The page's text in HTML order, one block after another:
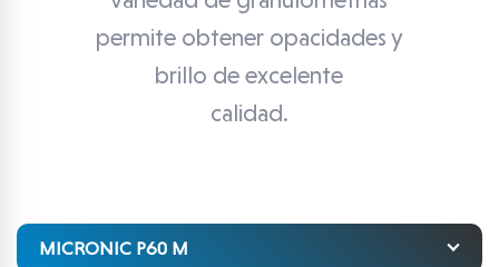
permite obtener opacidades y
brillo de excelente
calidad.
MICRONIC P60 M